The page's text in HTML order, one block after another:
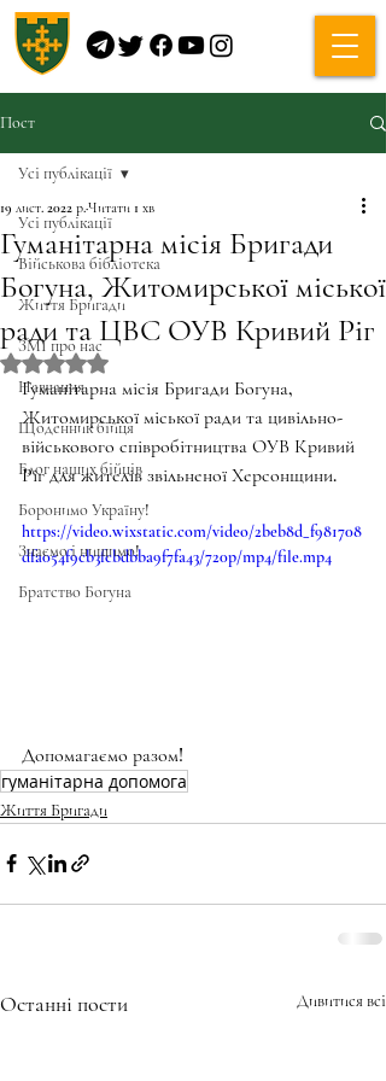
Пост
Усі публікації
Військова бібліотека
Життя Бригади
ЗМІ про нас
Навчання
Щоденник бійця
Блог наших бійців
Боронимо Україну!
Знаємо і нищимо!
Братство Богуна
Усі публікації
Гуманітарна місія Бригади
Богуна, Житомирської міської
ради та ЦВС ОУВ Кривий Ріг
19 лист. 2022 р.Читати 1 хв
Оцінка: NaN з 5 зірок.
Гуманітарна місія Бригади Богуна,
Житомирської міської ради та цивільно-
військового співробітництва ОУВ Кривий
Ріг для жителів звільненої Херсонщини.
https://video.wixstatic.com/video/2beb8d_f981708
dfa054f9cb3fcbdbba9f7fa43/720p/mp4/file.mp4
Допомагаємо разом!
гуманітарна допомога
Життя Бригади
Останні пости Дивитися всі